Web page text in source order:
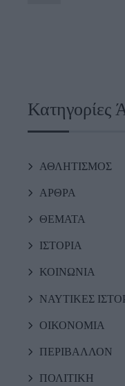
Κατηγορίες
ΑΘΛΗΤΙΣΜΟΣ
ΑΡΘΡΑ
ΘΕΜΑΤΑ
ΙΣΤΟΡΙΑ
ΚΟΙΝΩΝΙΑ
ΝΑΥΤΙΚΕΣ
ΟΙΚΟΝΟΜΙΑ
ΠΕΡΙΒΑΛΛΟΝ
ΠΟΛΙΤΙΚΗ